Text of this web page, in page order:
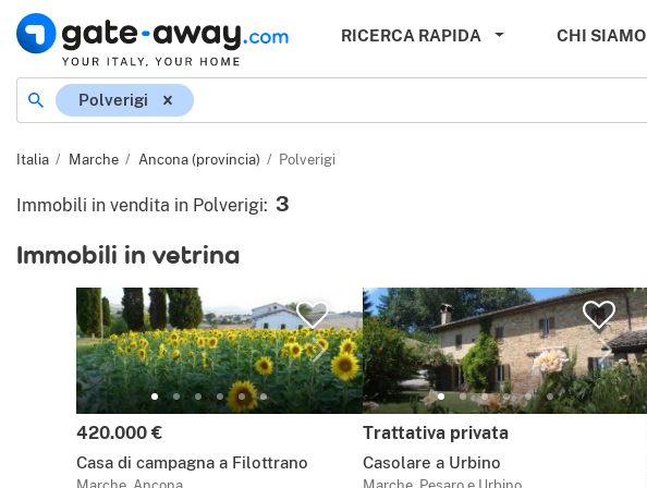
RICERCA RAPIDA CHI SIAMO
Località
Polverigi
Italia Marche Ancona (provincia) Polverigi
Immobili in vendita in Polverigi: 3
Immobili in vetrina
Prezzo:
420.000 €
Casa di campagna a Filottrano
Prezzo:
Trattativa privata
Casolare a Urbino